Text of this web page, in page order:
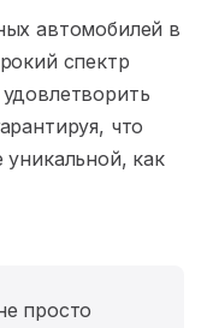
автомобилей в
спектр
что
как
просто